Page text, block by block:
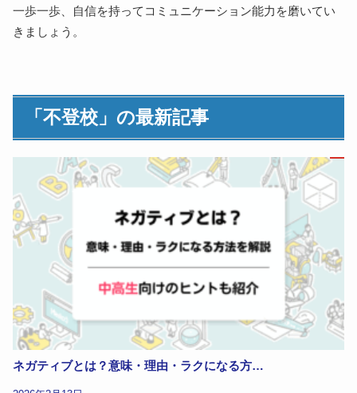
一歩一歩、自信を持ってコミュニケーション能力を磨いてい
きましょう。
「不登校」の最新記事
ネガティブとは？意味・理由・ラクになる方…